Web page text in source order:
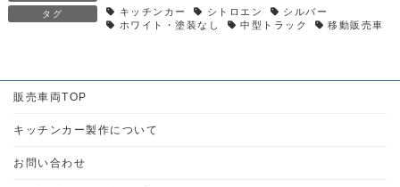
タグ キッチンカー シトロエン
シルバー
ホワイト・塗装なし
中型トラック 移動販売車
販売車両TOP
キッチンカー製作について
お問い合わせ